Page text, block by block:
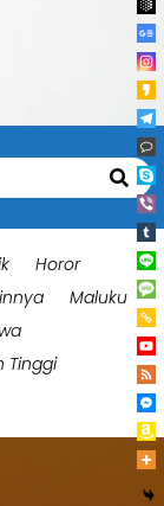
Horor
Maluku
Tinggi